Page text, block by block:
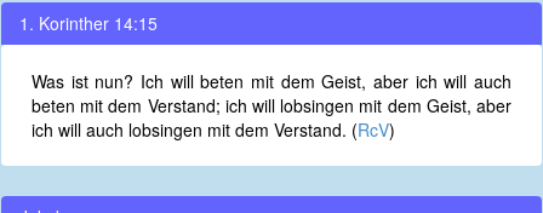
1. Korinther 14:15
Was ist nun? Ich will beten mit dem Geist, aber ich will auch
beten mit dem Verstand; ich will lobsingen mit dem Geist, aber
ich will auch lobsingen mit dem Verstand. (RcV)